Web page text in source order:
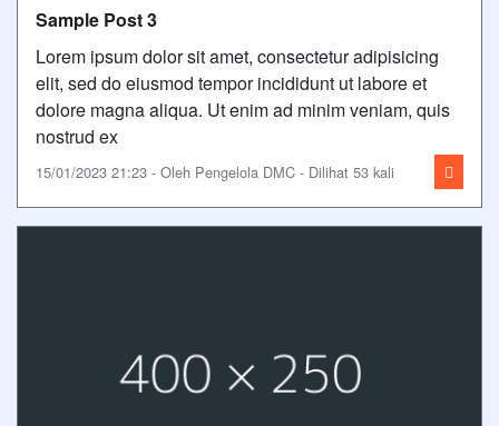
Sample Post 3
Lorem ipsum dolor sit amet, consectetur adipisicing
elit, sed do eiusmod tempor incididunt ut labore et
dolore magna aliqua. Ut enim ad minim veniam, quis
nostrud ex
15/01/2023 21:23 - Oleh Pengelola DMC - Dilihat 53 kali